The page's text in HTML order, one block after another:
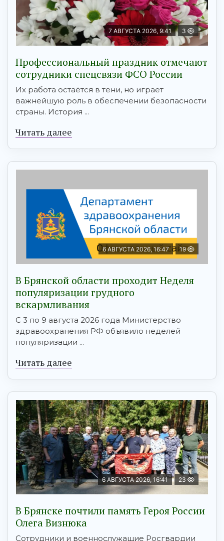
7 АВГУСТА 2026, 9:41 3
Профессиональный праздник отмечают
сотрудники спецсвязи ФСО России
Их работа остаётся в тени, но играет
важнейшую роль в обеспечении безопасности
страны. История ...
Читать далее
6 АВГУСТА 2026, 16:47 19
В Брянской области проходит Неделя
популяризации грудного
вскармливания
С 3 по 9 августа 2026 года Министерство
здравоохранения РФ объявило неделей
популяризации ...
Читать далее
6 АВГУСТА 2026, 16:41 23
В Брянске почтили память Героя России
Олега Визнюка
Сотрудники и военнослужащие Росгвардии